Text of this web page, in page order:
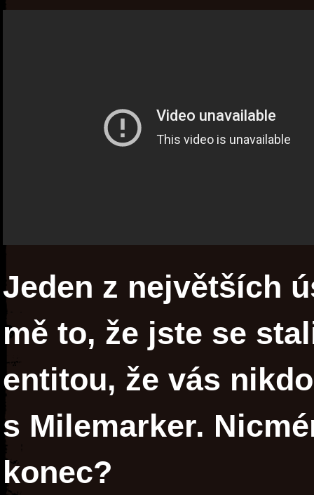
Jeden z největších
mě to, že jste se
entitou, že vás
s Milemarker.
konec?